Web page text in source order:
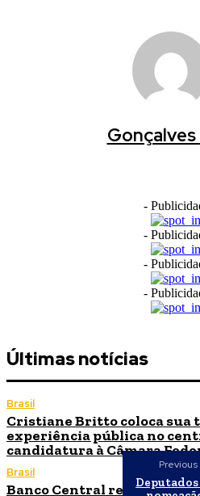
-
-
-
-
Últimas notícias
Brasil
Cristiane Britto coloca sua
experiência pública no
candidatura à Câmara
Brasil
Banco Central reduz Selic